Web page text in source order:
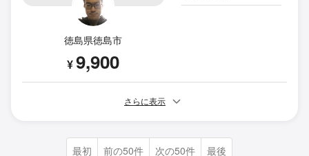
徳島県徳島市
¥9,900
さらに表示
最初 前の50件 次の50件 最後